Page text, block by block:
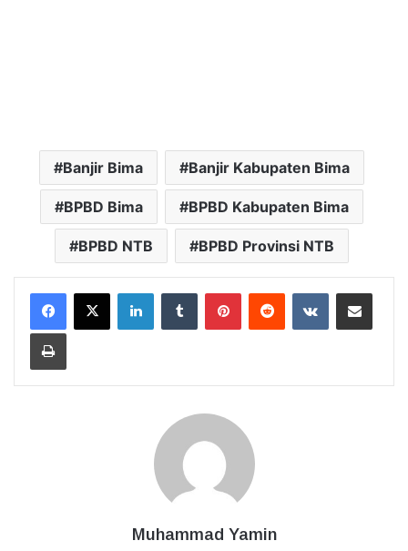
Banjir Bima Banjir Kabupaten Bima
BPBD Bima BPBD Kabupaten Bima
BPBD NTB BPBD Provinsi NTB
LinkedInTumblr PinterestReddit VKontakteBagikan Lewat Email
Cetak
Muhammad Yamin